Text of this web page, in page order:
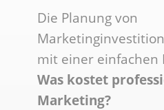
Die Planung von
mit einer einfachen
Was kostet
Marketing?